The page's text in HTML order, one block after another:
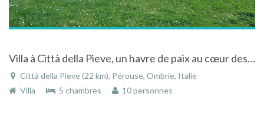
Villa à Città della Pieve, un havre de paix au cœur des bois et des oliveraies
Città della Pieve (22 km), Pérouse, Ombrie, Italie
Villa
5 chambres 10 personnes